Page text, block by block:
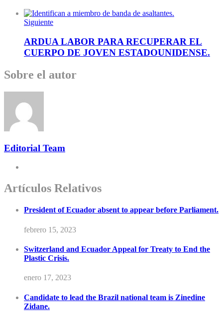
Siguiente
ARDUA LABOR PARA RECUPERAR EL
CUERPO DE JOVEN ESTADOUNIDENSE.
Sobre el autor
Editorial Team
Artículos Relativos
President of Ecuador absent to appear before Parliament.
febrero 15, 2023
Switzerland and Ecuador Appeal for Treaty to End the
Plastic Crisis.
enero 17, 2023
Candidate to lead the Brazil national team is Zinedine
Zidane.